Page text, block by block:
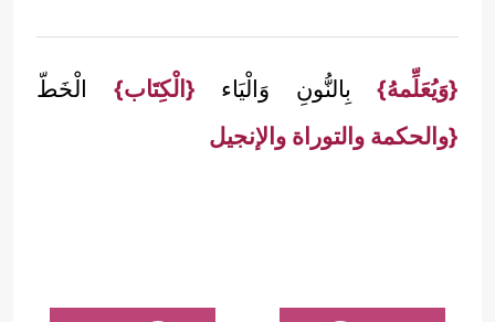
{وَيُعَلِّمهُ} بِالنُّونِ وَالْيَاء {الْكِتَاب} الْخَطّ
{والحكمة والتوراة والإنجيل